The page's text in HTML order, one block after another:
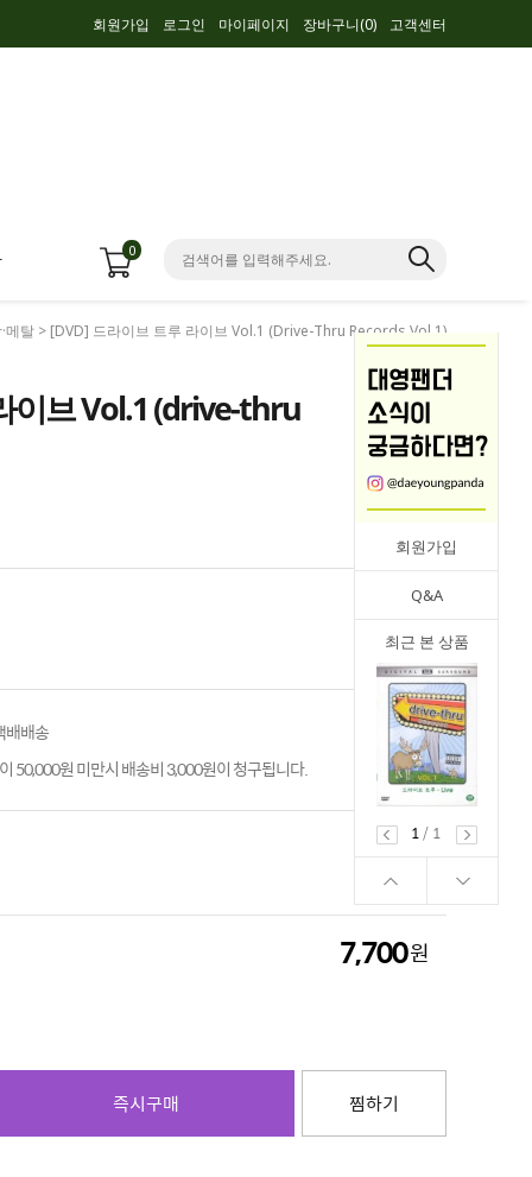
회원가입 로그인 마이페이지 장바구니(0) 고객센터
0
회원가입
Q&A
최근 본 상품
1
/ 1
메탈 > [DVD] 드라이브 트루 라이브 Vol.1 (drive-Thru Records Vol.1)
이브 Vol.1 (drive-thru
배배송
50,000원 미만시 배송비 3,000원이 청구됩니다.
7,700
7,700원
즉시구매 찜하기